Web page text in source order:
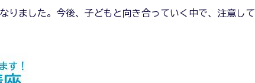
りました。今後、子どもと向き合っていく中で、注意して